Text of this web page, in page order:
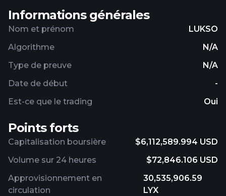
Informations générales
Nom et prénom
LUKSO
Algorithme
N/A
Type de preuve
N/A
Date de début
-
Est-ce que le trading
Oui
Points forts
Capitalisation boursière
$6,112,589.994 USD
Volume sur 24 heures
$72,846.106 USD
Approvisionnement en
circulation
30,535,906.59
LYX